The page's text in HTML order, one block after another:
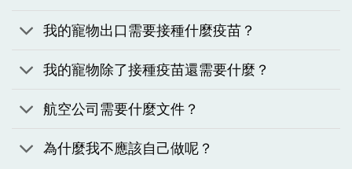
我的寵物出口需要接種什麼疫苗？
我的寵物除了接種疫苗還需要什麼？
航空公司需要什麼文件？
為什麼我不應該自己做呢？